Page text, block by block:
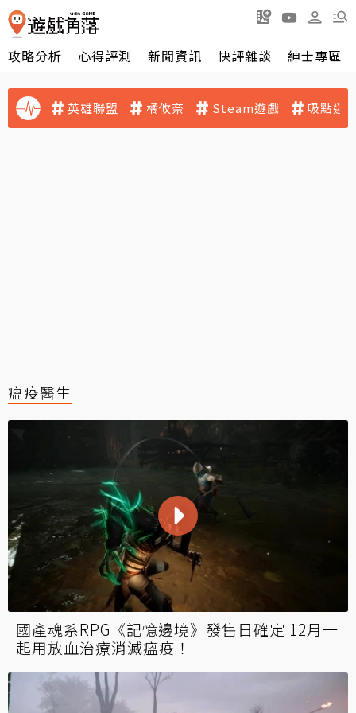
攻略分析 心得評測 新聞資訊 快評雜談 紳士專區
英雄聯盟 橘攸奈 Steam遊戲 吸點迷
瘟疫醫生
國產魂系RPG《記憶邊境》發售日確定 12月一
起用放血治療消滅瘟疫！